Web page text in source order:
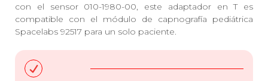
con el sensor 010-1980-00, este adaptador en T es
compatible con el módulo de capnografía pediátrica
Spacelabs 92517 para un solo paciente.